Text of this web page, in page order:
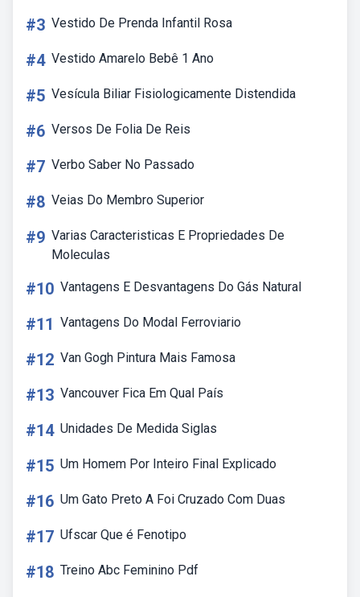
#3 Vestido De Prenda Infantil Rosa
#4 Vestido Amarelo Bebê 1 Ano
#5 Vesícula Biliar Fisiologicamente Distendida
#6 Versos De Folia De Reis
#7 Verbo Saber No Passado
#8 Veias Do Membro Superior
#9 Varias Caracteristicas E Propriedades De
Moleculas
#10 Vantagens E Desvantagens Do Gás Natural
#11 Vantagens Do Modal Ferroviario
#12 Van Gogh Pintura Mais Famosa
#13 Vancouver Fica Em Qual País
#14 Unidades De Medida Siglas
#15 Um Homem Por Inteiro Final Explicado
#16 Um Gato Preto A Foi Cruzado Com Duas
#17 Ufscar Que é Fenotipo
#18 Treino Abc Feminino Pdf